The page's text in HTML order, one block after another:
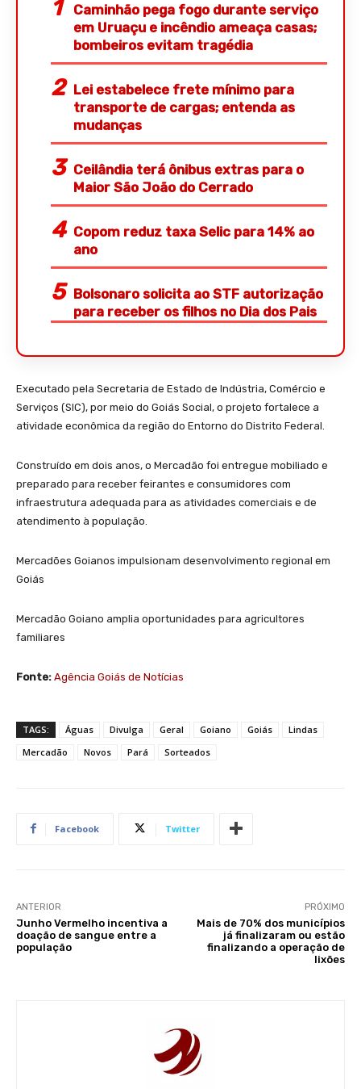
Caminhão pega fogo durante serviço
em Uruaçu e incêndio ameaça casas;
bombeiros evitam tragédia
Lei estabelece frete mínimo para
transporte de cargas; entenda as
mudanças
Ceilândia terá ônibus extras para o
Maior São João do Cerrado
Copom reduz taxa Selic para 14% ao
ano
Bolsonaro solicita ao STF autorização
para receber os filhos no Dia dos Pais
Executado pela Secretaria de Estado de Indústria, Comércio e
Serviços (SIC), por meio do Goiás Social, o projeto fortalece a
atividade econômica da região do Entorno do Distrito Federal.
Construído em dois anos, o Mercadão foi entregue mobiliado e
preparado para receber feirantes e consumidores com
infraestrutura adequada para as atividades comerciais e de
atendimento à população.
Mercadões Goianos impulsionam desenvolvimento regional em
Goiás
Mercadão Goiano amplia oportunidades para agricultores
familiares
Fonte: Agência Goiás de Notícias
TAGS: Águas Divulga Geral Goiano Goiás
Lindas
Mercadão
Novos Pará Sorteados
Facebook Twitter
ANTERIOR
Junho Vermelho incentiva a
doação de sangue entre a
população
PRÓXIMO
Mais de 70% dos municípios
já finalizaram ou estão
finalizando a operação de
lixões